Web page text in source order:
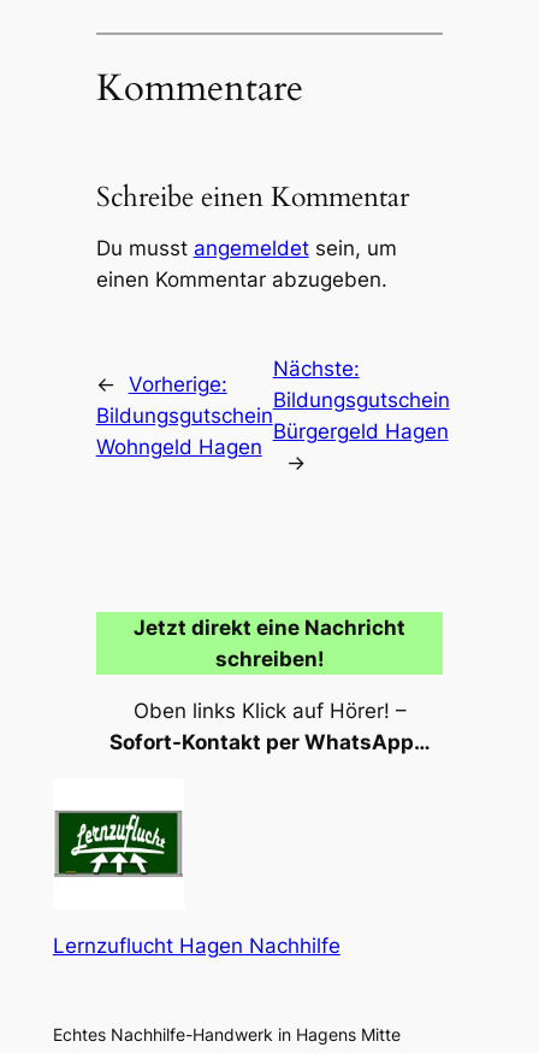
Kommentare
Schreibe einen Kommentar
Du musst angemeldetsein, um
einen Kommentar abzugeben.
← Vorherige:
Bildungsgutschein
Wohngeld Hagen
Nächste:
Bildungsgutschein
Bürgergeld Hagen
→
Jetzt direkt eine Nachricht
schreiben!
Oben links Klick auf Hörer! –
Sofort-Kontakt per WhatsApp…
Lernzuflucht Hagen Nachhilfe
Echtes Nachhilfe-Handwerk in Hagens Mitte